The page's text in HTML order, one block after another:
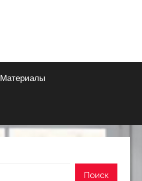
Материалы
Поиск